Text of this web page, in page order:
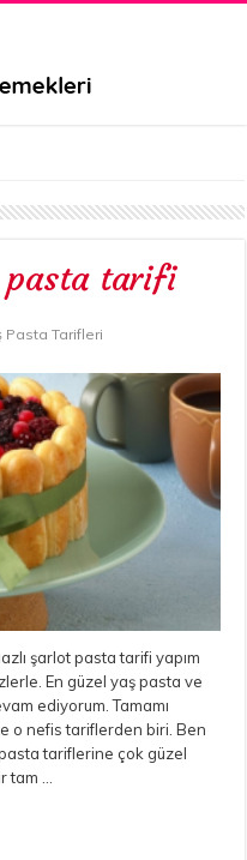
pasta tarifi
Pasta Tarifleri
şarlot pasta tarifi yapım
En güzel yaş pasta ve
ediyorum. Tamamı
o nefis tariflerden biri. Ben
tariflerine çok güzel
tam …